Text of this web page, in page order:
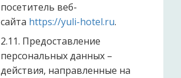
посетитель веб-
сайта https://yuli-hotel.ru.
2.11. Предоставление
персональных данных –
действия, направленные на